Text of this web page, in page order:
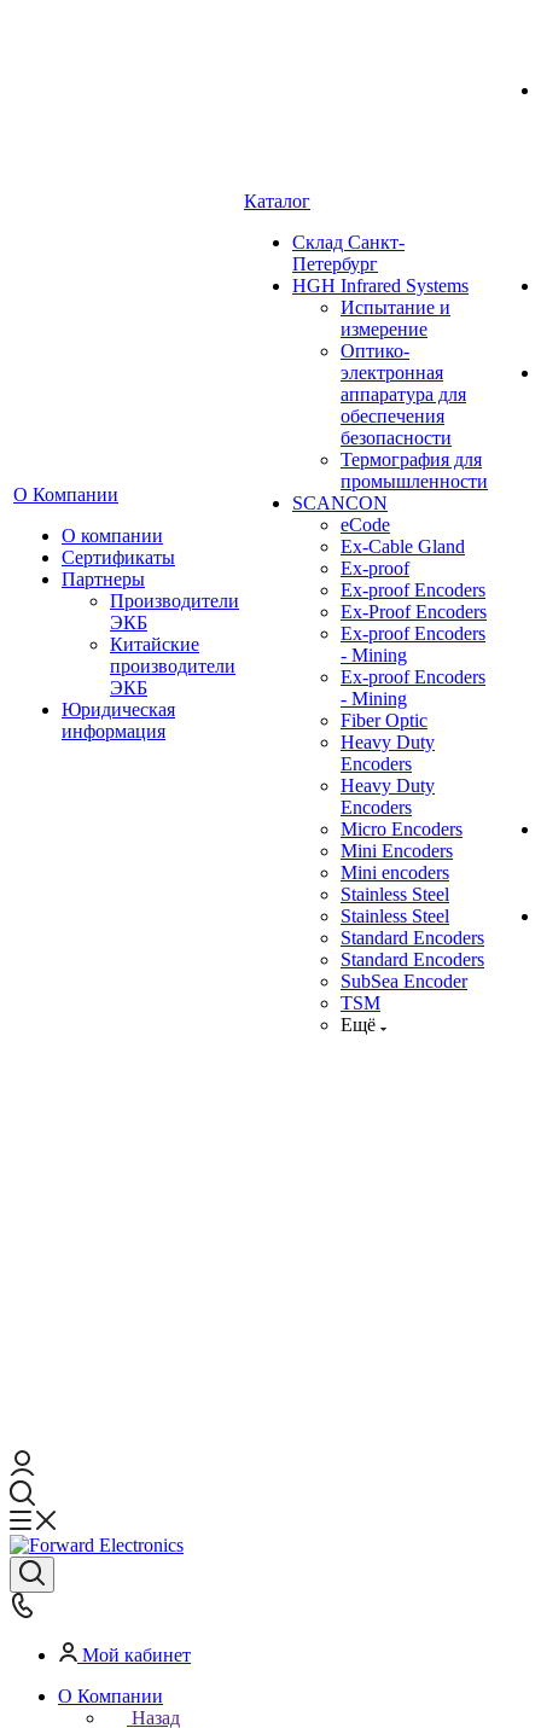
О Компании
О компании
Сертификаты
Партнеры
Производители
ЭКБ
Китайские
производители
ЭКБ
Юридическая
информация
Каталог
Cклад Санкт-
Петербург
HGH Infrared Systems
Испытание и
измерение
Оптико-
электронная
аппаратура для
обеспечения
безопасности
Термография для
промышленности
SCANCON
eCode
Ex-Cable Gland
Ex-proof
Ex-proof Encoders
Ex-Proof Encoders
Ex-proof Encoders
- Mining
Ex-proof Encoders
- Mining
Fiber Optic
Heavy Duty
Encoders
Heavy Duty
Encoders
Micro Encoders
Mini Encoders
Mini encoders
Stainless Steel
Stainless Steel
Standard Encoders
Standard Encoders
SubSea Encoder
TSM
Ещё
Мой кабинет
О Компании
Назад